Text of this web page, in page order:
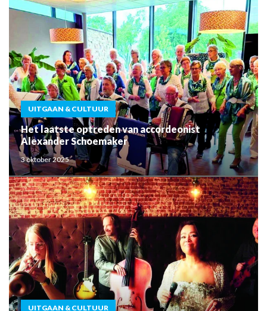
UITGAAN & CULTUUR
Het laatste optreden van accordeonist
Alexander Schoemaker
3 oktober 2025
UITGAAN & CULTUUR